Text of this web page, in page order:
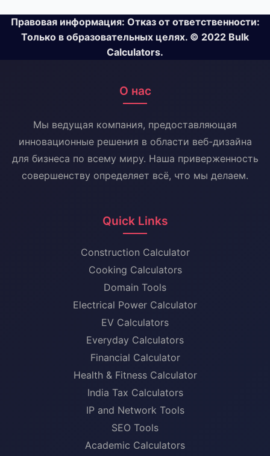
Правовая информация: Отказ от ответственности:
Только в образовательных целях. © 2022 Bulk
Calculators.
О нас
Мы ведущая компания, предоставляющая
инновационные решения в области веб-дизайна
для бизнеса по всему миру. Наша приверженность
совершенству определяет всё, что мы делаем.
Quick Links
Construction Calculator
Cooking Calculators
Domain Tools
Electrical Power Calculator
EV Calculators
Everyday Calculators
Financial Calculator
Health & Fitness Calculator
India Tax Calculators
IP and Network Tools
SEO Tools
Academic Calculators